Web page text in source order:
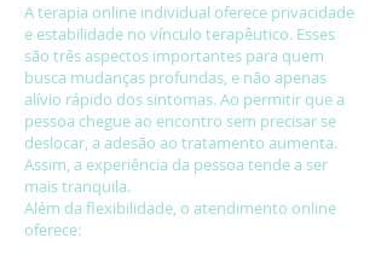
A terapia online individual oferece privacidade
e estabilidade no vínculo terapêutico. Esses
são três aspectos importantes para quem
busca mudanças profundas, e não apenas
alívio rápido dos sintomas. Ao permitir que a
pessoa chegue ao encontro sem precisar se
deslocar, a adesão ao tratamento aumenta.
Assim, a experiência da pessoa tende a ser
mais tranquila.
Além da flexibilidade, o atendimento online
oferece: